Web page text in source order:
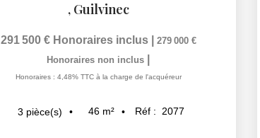
, Guilvinec
291 500 € Honoraires inclus
279 000 €
Honoraires non inclus
Honoraires : 4,48% TTC à la charge de l'acquéreur
3 pièce(s) 46 m² Réf : 2077